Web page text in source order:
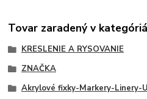
Tovar zaradený v
KRESLENIE A RYSOVANIE
ZNAČKA
Akrylové fixky-Markery-Linery-